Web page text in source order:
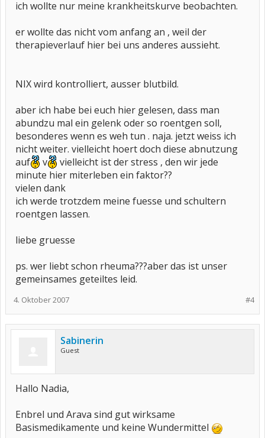
ich wollte nur meine krankheitskurve beobachten.
er wollte das nicht vom anfang an , weil der
therapieverlauf hier bei uns anderes aussieht.
NIX wird kontrolliert, ausser blutbild.
aber ich habe bei euch hier gelesen, dass man
abundzu mal ein gelenk oder so roentgen soll,
besonderes wenn es weh tun . naja. jetzt weiss ich
nicht weiter. vielleicht hoert doch diese abnutzung
auf
v
vielleicht ist der stress , den wir jede
minute hier miterleben ein faktor??
vielen dank
ich werde trotzdem meine fuesse und schultern
roentgen lassen.
liebe gruesse
ps. wer liebt schon rheuma???aber das ist unser
gemeinsames geteiltes leid.
#4
4. Oktober 2007
Sabinerin
Guest
Hallo Nadia,
Enbrel und Arava sind gut wirksame
Basismedikamente und keine Wundermittel